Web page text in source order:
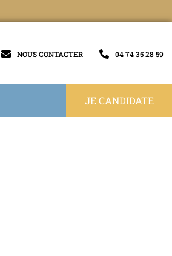
NOUS CONTACTER 04 74 35 28 59
JE CANDIDATE